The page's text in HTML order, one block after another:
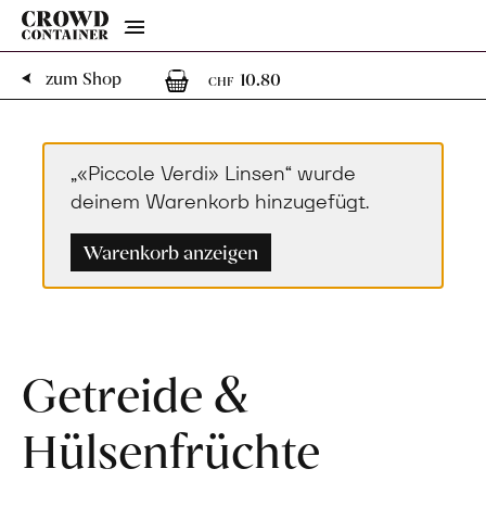
Menu
zum Shop
CHF 10.80
„«Piccole Verdi» Linsen“ wurde
deinem Warenkorb hinzugefügt.
Warenkorb anzeigen
Getreide &
Hülsenfrüchte